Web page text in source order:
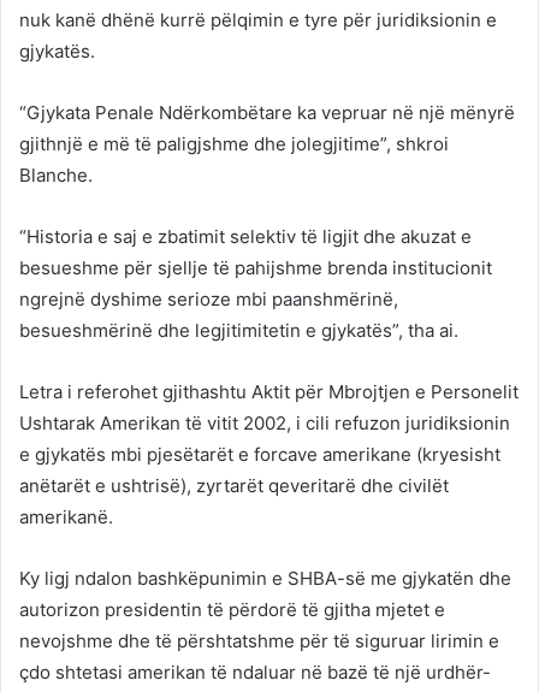
nuk kanë dhënë kurrë pëlqimin e tyre për juridiksionin e
gjykatës.
“Gjykata Penale Ndërkombëtare ka vepruar në një mënyrë
gjithnjë e më të paligjshme dhe jolegjitime”, shkroi
Blanche.
“Historia e saj e zbatimit selektiv të ligjit dhe akuzat e
besueshme për sjellje të pahijshme brenda institucionit
ngrejnë dyshime serioze mbi paanshmërinë,
besueshmërinë dhe legjitimitetin e gjykatës”, tha ai.
Letra i referohet gjithashtu Aktit për Mbrojtjen e Personelit
Ushtarak Amerikan të vitit 2002, i cili refuzon juridiksionin
e gjykatës mbi pjesëtarët e forcave amerikane (kryesisht
anëtarët e ushtrisë), zyrtarët qeveritarë dhe civilët
amerikanë.
Ky ligj ndalon bashkëpunimin e SHBA-së me gjykatën dhe
autorizon presidentin të përdorë të gjitha mjetet e
nevojshme dhe të përshtatshme për të siguruar lirimin e
çdo shtetasi amerikan të ndaluar në bazë të një urdhër-